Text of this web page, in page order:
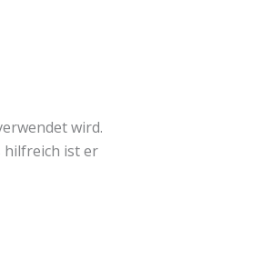
wird.
hilfreich ist er